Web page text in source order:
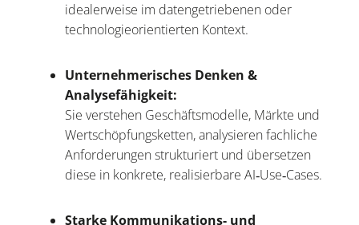
idealerweise im datengetriebenen oder
technologieorientierten Kontext.
Unternehmerisches Denken &
Analysefähigkeit:
Sie verstehen Geschäftsmodelle, Märkte und
Wertschöpfungsketten, analysieren fachliche
Anforderungen strukturiert und übersetzen
diese in konkrete, realisierbare AI‑Use‑Cases.
Starke Kommunikations- und